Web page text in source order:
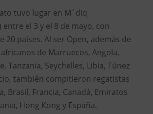
tuvo lugar en M´diq
entre el 3 y el 8 de mayo, con
20 países. Al ser Open, además de
de Marruecos, Angola,
Tanzania, Seychelles, Libia, Túnez
también compitieron regatistas
Brasil, Francia, Canadá, Emiratos
Hong Kong y España.